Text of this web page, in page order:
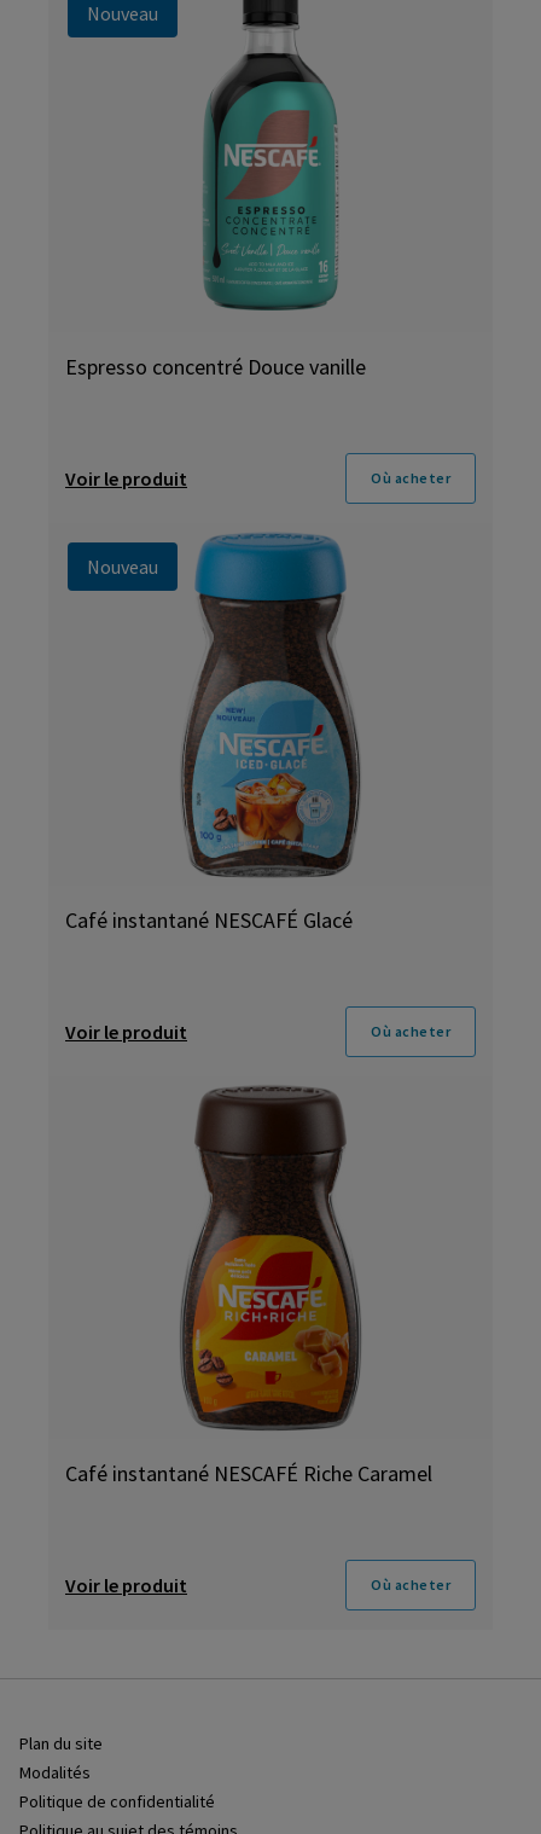
Nouveau
Espresso concentré Douce vanille
Voir le produit Où acheter
Nouveau
Café instantané NESCAFÉ Glacé
Voir le produit Où acheter
Café instantané NESCAFÉ Riche Caramel
Voir le produit Où acheter
Plan du site
Modalités
Politique de confidentialité